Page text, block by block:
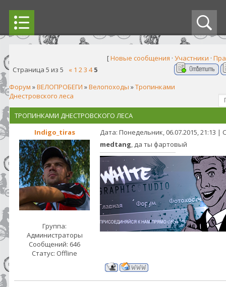
[Новые сообщения · Участники ·
Страница 5 из 5 « 1 23 4 5
Форум »ВЕЛОПРОБЕГИ »Велопоходы »Тропинками
Днестровского леса
ТРОПИНКАМИ ДНЕСТРОВСКОГО ЛЕСА
Indigo_tiras
Дата: Понедельник, 06.07.2015, 21:13
Группа:
Администраторы
Сообщений: 646
Статус: Offline
medtang, да ты фартовый